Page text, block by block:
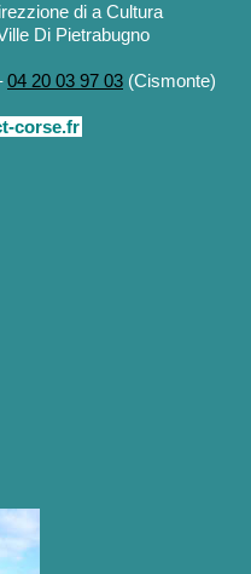
di a Cultura
Di Pietrabugno
04 20 03 97 03 (Cismonte)
corse.fr